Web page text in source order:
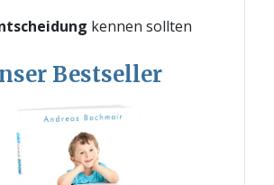
kennen sollten
Bestseller